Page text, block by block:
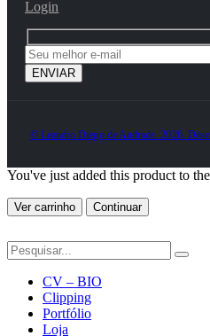
Login
© Leandro Diego de Andrade. 2026.
You've just added this product to
Ver carrinho Continuar
CV – BIO
Clipping
Portfólio
Loja